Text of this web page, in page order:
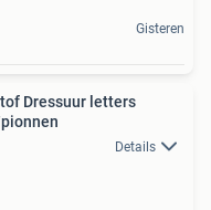
Gisteren
Dressuur letters
Details